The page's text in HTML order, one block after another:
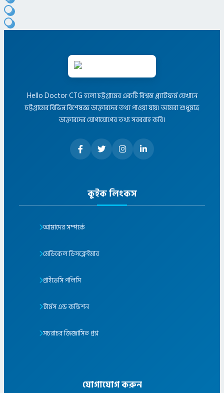
Hello Doctor CTG হলো চট্টগ্রামের একটি বিশ্বস্ত প্ল্যাটফর্ম যেখানে
চট্টগ্রামের বিভিন্ন বিশেষজ্ঞ ডাক্তারদের তথ্য পাওয়া যায়। আমরা শুধুমাত্র
ডাক্তারদের যোগাযোগের তথ্য সরবরাহ করি।
কুইক লিংকস
আমাদের সম্পর্কে
মেডিকেল ডিসক্লেইমার
প্রাইভেসি পলিসি
টার্মস এন্ড কন্ডিশন
সচরাচর জিজ্ঞাসিত প্রশ্ন
যোগাযোগ করুন